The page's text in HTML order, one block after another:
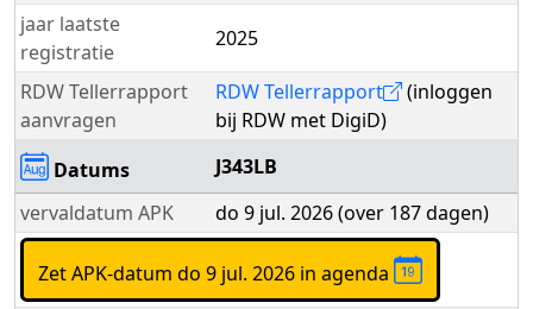
jaar laatste
registratie
2025
RDW Tellerrapport
aanvragen
RDW Tellerrapport
(inloggen
bij RDW met DigiD)
Datums
J343LB
vervaldatum APK
do 9 jul. 2026 (over 187 dagen)
Zet APK-datum do 9 jul. 2026 in agenda